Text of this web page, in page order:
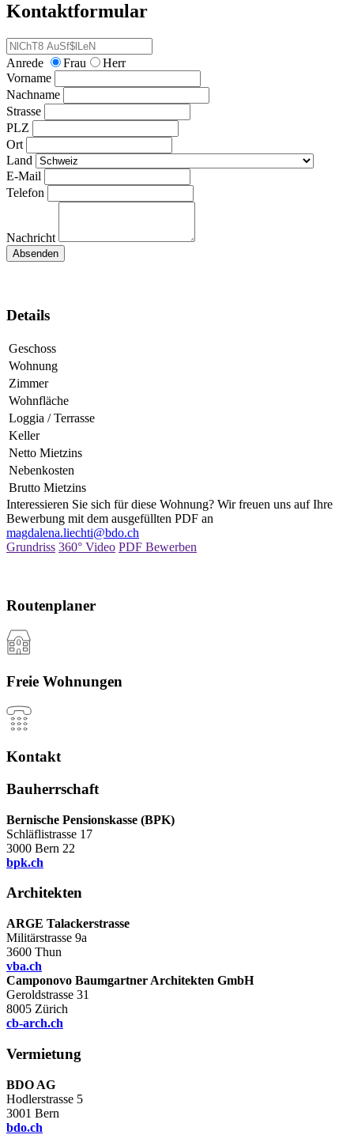
Kontaktformular
Anrede Frau
Herr
Vorname
Nachname
Strasse
PLZ
Ort
Land
E-Mail
Telefon
Nachricht
Details
Geschoss
Wohnung
Zimmer
Wohnfläche
Loggia / Terrasse
Keller
Netto Mietzins
Nebenkosten
Brutto Mietzins
Interessieren Sie sich für diese Wohnung? Wir freuen uns auf Ihre
Bewerbung mit dem ausgefüllten PDF an
magdalena.liechti@bdo.ch
Grundriss 360° Video PDF Bewerben
Routenplaner
Freie Wohnungen
Kontakt
Bauherrschaft
Bernische Pensionskasse (BPK)
Schläflistrasse 17
3000 Bern 22
bpk.ch
Architekten
ARGE Talackerstrasse
Militärstrasse 9a
3600 Thun
vba.ch
Camponovo Baumgartner Architekten GmbH
Geroldstrasse 31
8005 Zürich
cb-arch.ch
Vermietung
BDO AG
Hodlerstrasse 5
3001 Bern
bdo.ch